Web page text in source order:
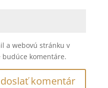
a webovú stránku v
komentáre.